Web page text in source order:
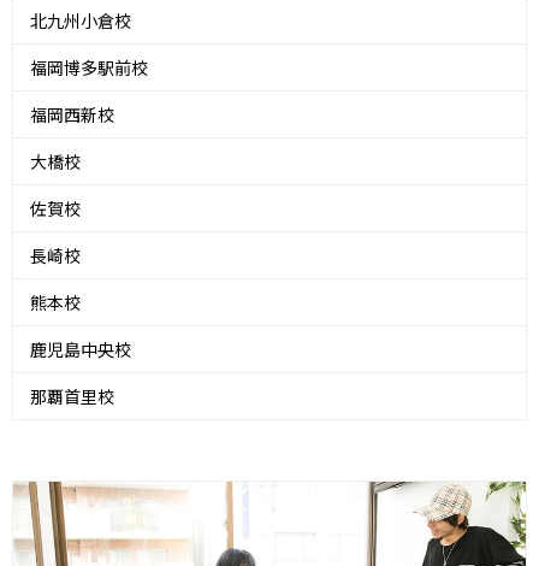
北九州小倉校
福岡博多駅前校
福岡西新校
大橋校
佐賀校
長崎校
熊本校
鹿児島中央校
那覇首里校